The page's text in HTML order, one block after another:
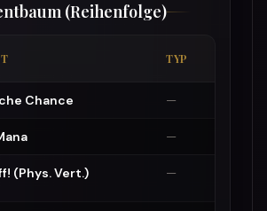
(Reihenfolge)
TYP
Chance —
—
(Phys. Vert.) —